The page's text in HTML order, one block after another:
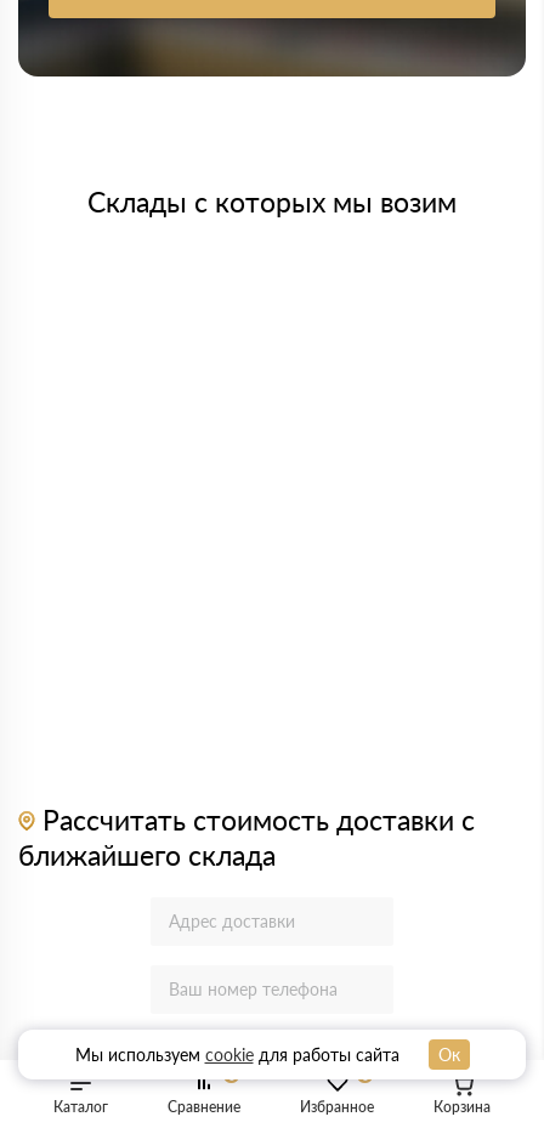
Каталог Избранное
Сравнение Корзина
Склады с которых мы возим
Рассчитать стоимость доставки с
ближайшего склада
УЗНАТЬ СТОИМОСТЬ
Мы используем cookieдля работы сайта Ок